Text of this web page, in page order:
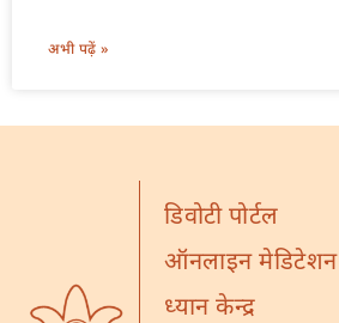
अभी पढ़ें »
डिवोटी पोर्टल
ऑनलाइन मेडिटेशन
ध्यान केन्द्र